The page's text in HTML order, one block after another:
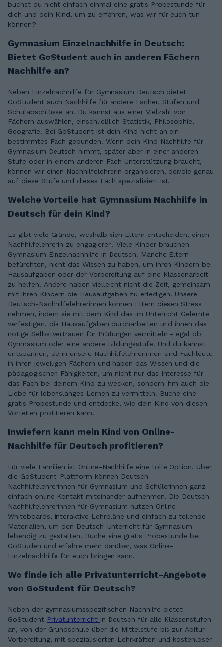
buchst du nicht einfach einmal eine gratis Probestunde für
dich und dein Kind, um zu erfahren, was wir für euch tun
können?
Gymnasium Einzelnachhilfe in Deutsch:
Bietet GoStudent auch in anderen Fächern
Nachhilfe an?
Neben Einzelnachhilfe für Gymnasium Deutsch bietet
GoStudent auch Nachhilfe für andere Fächer, Stufen und
Schulabschlüsse an. Du kannst aus einer Vielzahl von
Fächern auswählen, einschließlich Statistik, Philosophie,
Geografie. Bei GoStudent ist dein Kind nicht an ein
bestimmtes Fach gebunden. Wenn dein Kind Nachhilfe für
Gymnasium Deutsch nimmt, später aber in einer anderen
Stufe oder in einem anderen Fach Unterstützung braucht,
können wir einen Nachhilfelehrerin organisieren, der/die genau
auf diese Stufe und dieses Fach spezialisiert ist.
Welche Vorteile hat Gymnasium Nachhilfe in
Deutsch für dein Kind?
Es gibt viele Gründe, weshalb sich Eltern entscheiden, einen
Nachhilfelehrerin zu engagieren. Viele Kinder brauchen
Gymnasium Einzelnachhilfe in Deutsch. Manche Eltern
befürchten, nicht das Wissen zu haben, um ihren Kindern bei
Hausaufgaben oder der Vorbereitung auf eine Klassenarbeit
zu helfen. Andere haben vielleicht nicht die Zeit, gemeinsam
mit ihren Kindern die Hausaufgaben zu erledigen. Unsere
Deutsch-Nachhilfelehrerinnen können Eltern diesen Stress
nehmen, indem sie mit dem Kind das im Unterricht Gelernte
verfestigen, die Hausaufgaben durcharbeiten und ihnen das
nötige Selbstvertrauen für Prüfungen vermitteln - egal ob
Gymnasium oder eine andere Bildungsstufe. Und du kannst
entspannen, denn unsere Nachhilfelehrerinnen sind Fachleute
in ihren jeweiligen Fächern und haben das Wissen und die
pädagogischen Fähigkeiten, um nicht nur das Interesse für
das Fach bei deinem Kind zu wecken, sondern ihm auch die
Liebe für lebenslanges Lernen zu vermitteln. Buche eine
gratis Probestunde und entdecke, wie dein Kind von diesen
Vorteilen profitieren kann.
Inwiefern kann mein Kind von Online-
Nachhilfe für Deutsch profitieren?
Für viele Familien ist Online-Nachhilfe eine tolle Option. Über
die GoStudent-Plattform können Deutsch-
Nachhilfelehrerinnen für Gymnasium und Schülerinnen ganz
einfach online Kontakt miteinander aufnehmen. Die Deutsch-
Nachhilfelehrerinnen für Gymnasium nutzen Online-
Whiteboards, interaktive Lehrpläne und einfach zu teilende
Materialien, um den Deutsch-Unterricht für Gymnasium
lebendig zu gestalten. Buche eine gratis Probestunde bei
GoStuden und erfahre mehr darüber, was Online-
Einzelnachhilfe für euch bringen kann.
Wo finde ich alle Privatunterricht-Angebote
von GoStudent für Deutsch?
Neben der gymnasiumsspezifischen Nachhilfe bietet
GoStudent Privatunterricht in Deutsch für alle Klassenstufen
an, von der Grundschule über die Mittelstufe bis zur Abitur-
Vorbereitung, mit spezialisierten Lehrkräften und kostenloser